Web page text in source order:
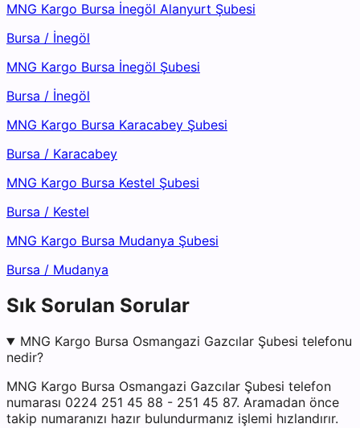
MNG Kargo Bursa İnegöl Alanyurt Şubesi
Bursa / İnegöl
MNG Kargo Bursa İnegöl Şubesi
Bursa / İnegöl
MNG Kargo Bursa Karacabey Şubesi
Bursa / Karacabey
MNG Kargo Bursa Kestel Şubesi
Bursa / Kestel
MNG Kargo Bursa Mudanya Şubesi
Bursa / Mudanya
Sık Sorulan Sorular
MNG Kargo Bursa Osmangazi Gazcılar Şubesi telefonu
nedir?
MNG Kargo Bursa Osmangazi Gazcılar Şubesi telefon
numarası 0224 251 45 88 - 251 45 87. Aramadan önce
takip numaranızı hazır bulundurmanız işlemi hızlandırır.